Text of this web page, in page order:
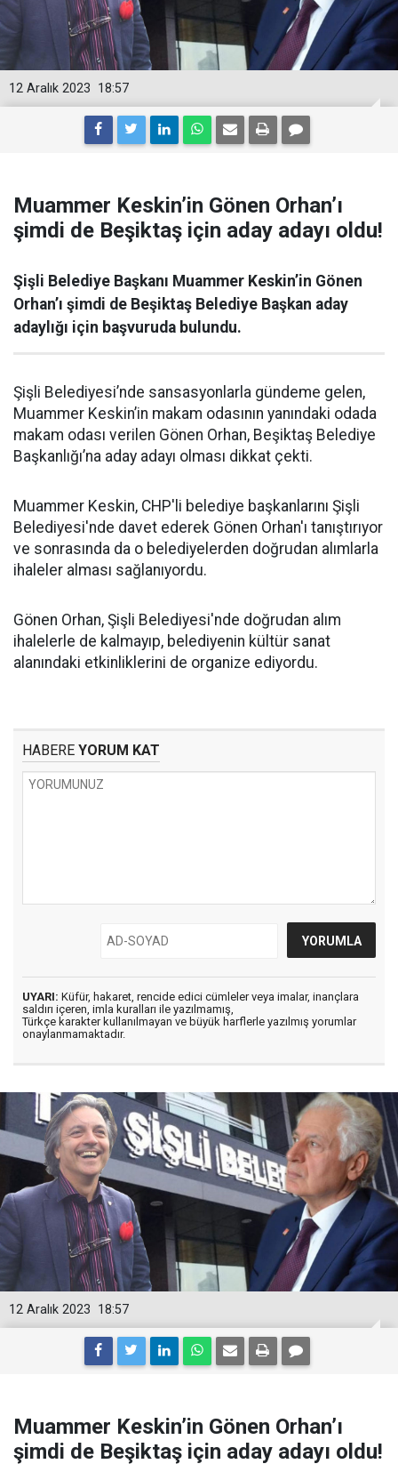
18:57
12 Aralık 2023
Muammer Keskin’in Gönen Orhan’ı
şimdi de Beşiktaş için aday adayı oldu!
Şişli Belediye Başkanı Muammer Keskin’in Gönen
Orhan’ı şimdi de Beşiktaş Belediye Başkan aday
adaylığı için başvuruda bulundu.
Şişli Belediyesi’nde sansasyonlarla gündeme gelen,
Muammer Keskin’in makam odasının yanındaki odada
makam odası verilen Gönen Orhan, Beşiktaş Belediye
Başkanlığı’na aday adayı olması dikkat çekti.
Muammer Keskin, CHP'li belediye başkanlarını Şişli
Belediyesi'nde davet ederek Gönen Orhan'ı tanıştırıyor
ve sonrasında da o belediyelerden doğrudan alımlarla
ihaleler alması sağlanıyordu.
Gönen Orhan, Şişli Belediyesi'nde doğrudan alım
ihalelerle de kalmayıp, belediyenin kültür sanat
alanındaki etkinliklerini de organize ediyordu.
HABERE YORUM KAT
UYARI: Küfür, hakaret, rencide edici cümleler veya imalar, inançlara
saldırı içeren, imla kuralları ile yazılmamış,
Türkçe karakter kullanılmayan ve büyük harflerle yazılmış yorumlar
onaylanmamaktadır.
18:57
12 Aralık 2023
Muammer Keskin’in Gönen Orhan’ı
şimdi de Beşiktaş için aday adayı oldu!